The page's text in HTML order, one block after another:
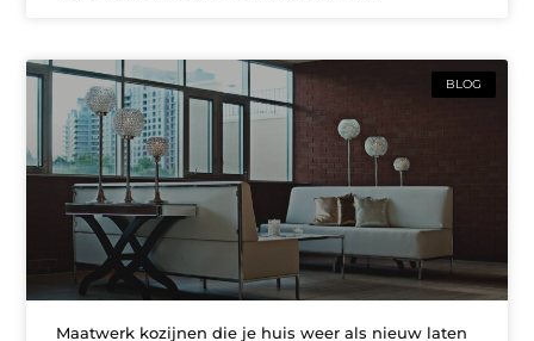
BLOG
Maatwerk kozijnen die je huis weer als nieuw laten